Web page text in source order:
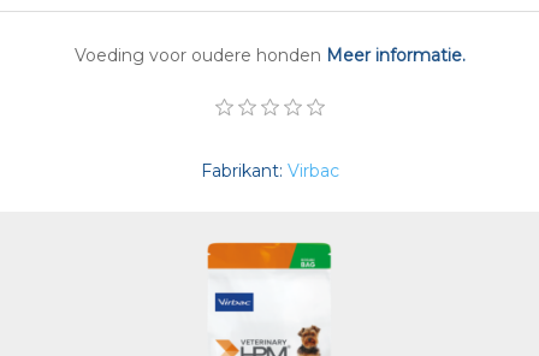
Voeding voor oudere honden Meer informatie.
Fabrikant: Virbac